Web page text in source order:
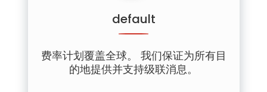
default
费率计划覆盖全球。 我们保证为所有目
的地提供并支持级联消息。